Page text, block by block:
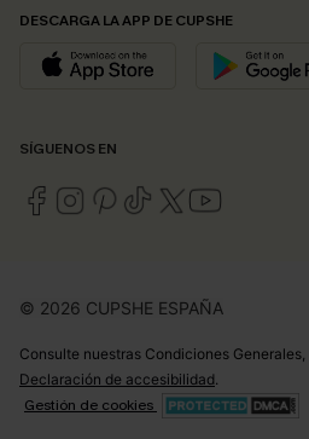
DESCARGA LA APP DE CUPSHE
SÍGUENOS EN
© 2026 CUPSHE ESPAÑA
Consulte nuestras Condiciones Generales
Declaración de accesibilidad
Gestión de cookies